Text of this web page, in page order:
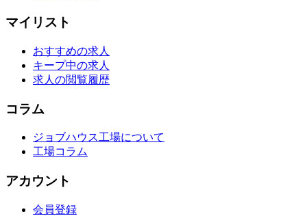
マイリスト
おすすめの求人
キープ中の求人
求人の閲覧履歴
コラム
ジョブハウス工場について
工場コラム
アカウント
会員登録